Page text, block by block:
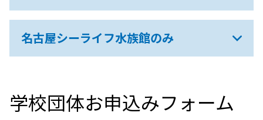
名古屋シーライフ水族館のみ
学校団体お申込みフォーム